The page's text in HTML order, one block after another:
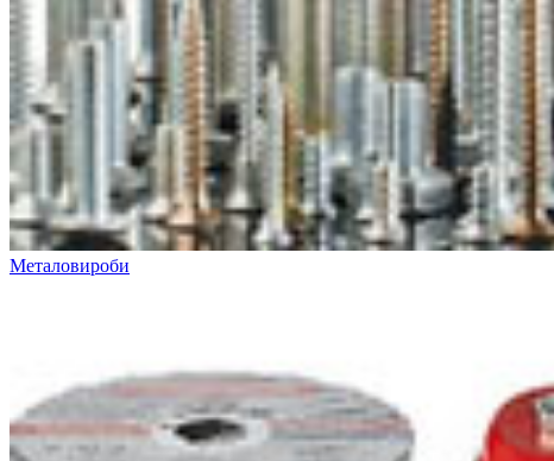
Металовироби